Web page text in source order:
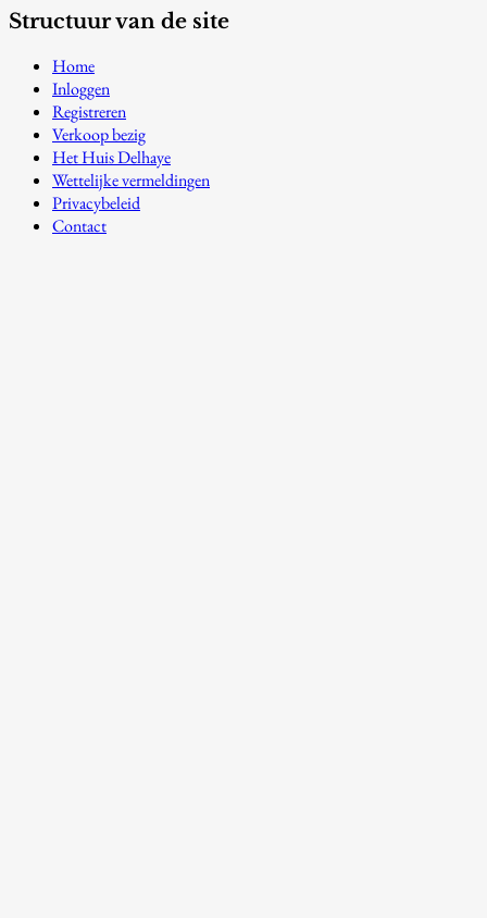
Structuur van de site
Home
Inloggen
Registreren
Verkoop bezig
Het Huis Delhaye
Wettelijke vermeldingen
Privacybeleid
Contact